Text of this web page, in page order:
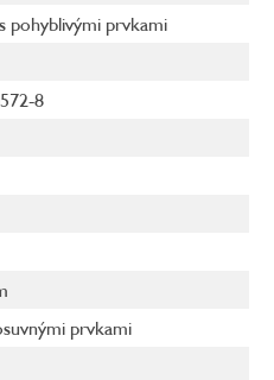
s pohyblivými prvkami
8
prvkami